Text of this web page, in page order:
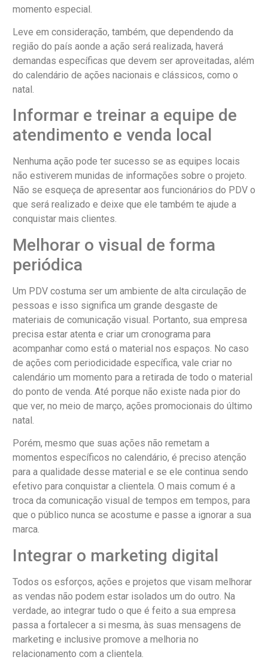
momento especial.
Leve em consideração, também, que dependendo da
região do país aonde a ação será realizada, haverá
demandas específicas que devem ser aproveitadas, além
do calendário de ações nacionais e clássicos, como o
natal.
Informar e treinar a equipe de
atendimento e venda local
Nenhuma ação pode ter sucesso se as equipes locais
não estiverem munidas de informações sobre o projeto.
Não se esqueça de apresentar aos funcionários do PDV o
que será realizado e deixe que ele também te ajude a
conquistar mais clientes.
Melhorar o visual de forma
periódica
Um PDV costuma ser um ambiente de alta circulação de
pessoas e isso significa um grande desgaste de
materiais de comunicação visual. Portanto, sua empresa
precisa estar atenta e criar um cronograma para
acompanhar como está o material nos espaços. No caso
de ações com periodicidade específica, vale criar no
calendário um momento para a retirada de todo o material
do ponto de venda. Até porque não existe nada pior do
que ver, no meio de março, ações promocionais do último
natal.
Porém, mesmo que suas ações não remetam a
momentos específicos no calendário, é preciso atenção
para a qualidade desse material e se ele continua sendo
efetivo para conquistar a clientela. O mais comum é a
troca da comunicação visual de tempos em tempos, para
que o público nunca se acostume e passe a ignorar a sua
marca.
Integrar o marketing digital
Todos os esforços, ações e projetos que visam melhorar
as vendas não podem estar isolados um do outro. Na
verdade, ao integrar tudo o que é feito a sua empresa
passa a fortalecer a si mesma, às suas mensagens de
marketing e inclusive promove a melhoria no
relacionamento com a clientela.